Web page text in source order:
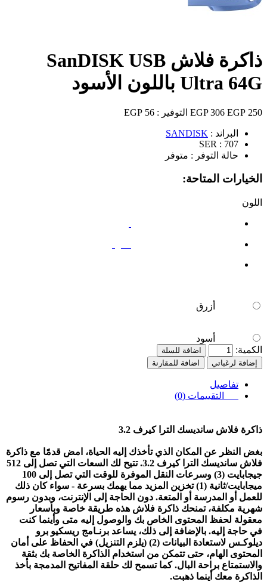
ذاكرة فلاش SanDISK USB
Ultra 64G باللون الأسود
250 EGP
306 EGP التوفير : 56 EGP
البراند : SANDISK
SER : 707
حالة التوفر : متوفر
الخيارات المتاحة:
اللون
أزرق
أسود
الكمية:
اضافة للسلة
إضافة لرغباتي
اضافة للمقارنة
تفاصيل
التقييمات (0)
ذاكرة فلاش سانديسك الترا كيرف 3.2
بغض النظر عن المكان الذي تأخذك إليه الحياة، امض قدمًا مع ذاكرة
فلاش سانديسك الترا كيرف 3.2. تتيح لك السعات التي تصل إلى 512
جيجابايت (3) وسرعات النقل الموفرة للوقت التي تصل إلى 100
ميجابايت/ثانية (1) تخزين المزيد مما يهمك بسرعة - سواء كان ذلك
للعمل أو المدرسة أو المتعة. دون الحاجة إلى الإنترنت، وبدون رسوم
شهرية مكلفة، تمنحك ذاكرة فلاش هذه طريقة خاصة وبأسعار
معقولة لحفظ المحتوى الخاص بك والوصول إليه متى وأينما كنت
في حاجة إليه. بالإضافة إلى ذلك، يساعد برنـامج ريسكيو برو
ديلوكـس لاستعادة البيانات (2) (يلزم التنزيل) في الحفاظ على أمان
المحتوى الهام، حتى تتمكن من استخدام الذاكرة الخاصة بك بثقة
والاستمتاع براحة البال. كما تسمح لك حلقة المفاتيح المدمجة بأخذ
الذاكرة معك أينما ذهبت.